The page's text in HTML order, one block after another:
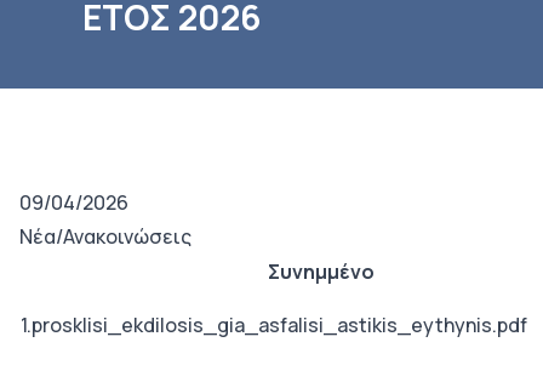
ΕΤΟΣ 2026
09/04/2026
Νέα/Ανακοινώσεις
Συνημμένο
1.prosklisi_ekdilosis_gia_asfalisi_astikis_eythynis.pdf